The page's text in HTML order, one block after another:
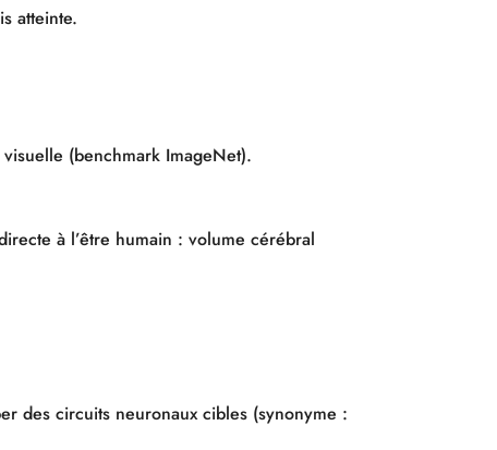
atteinte.
(benchmark ImageNet).
à l’être humain : volume cérébral
des circuits neuronaux cibles (synonyme :